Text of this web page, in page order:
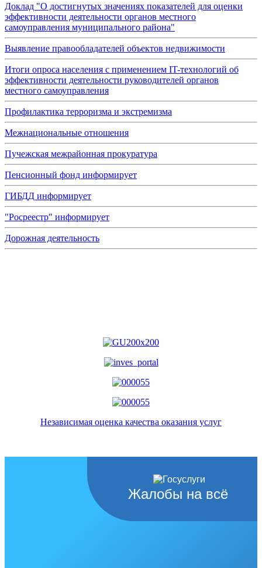
Доклад "О достигнутых значениях показателей для оценки
эффективности деятельности органов местного
самоуправления муниципального района"
Выявление правообладателей объектов недвижимости
Итоги опроса населения с применением IT-технологий об
эффективности деятельности руководителей органов
местного самоуправления
Профилактика терроризма и экстремизма
Межнациональные отношения
Пучежская межрайонная прокуратура
Пенсионный фонд информирует
ГИБДД информирует
"Росреестр" информирует
Дорожная деятельность
Независимая оценка качества оказания услуг
Жалобы на всё